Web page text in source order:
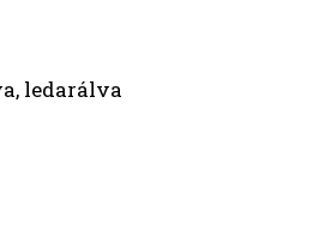
ledarálva